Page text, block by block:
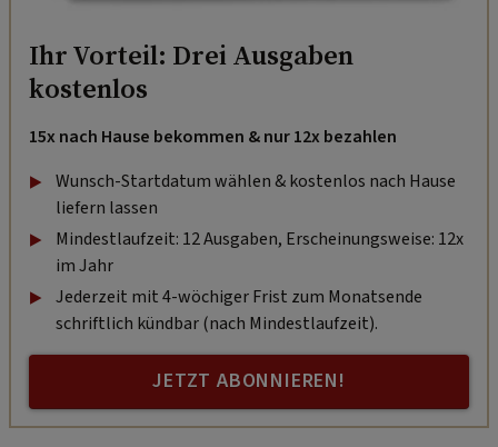
Ihr Vorteil: Drei Ausgaben
kostenlos
15x nach Hause bekommen & nur 12x bezahlen
Wunsch-Startdatum wählen & kostenlos nach Hause
liefern lassen
Mindestlaufzeit: 12 Ausgaben, Erscheinungsweise: 12x
im Jahr
Jederzeit mit 4-wöchiger Frist zum Monatsende
schriftlich kündbar (nach Mindestlaufzeit).
JETZT ABONNIEREN!